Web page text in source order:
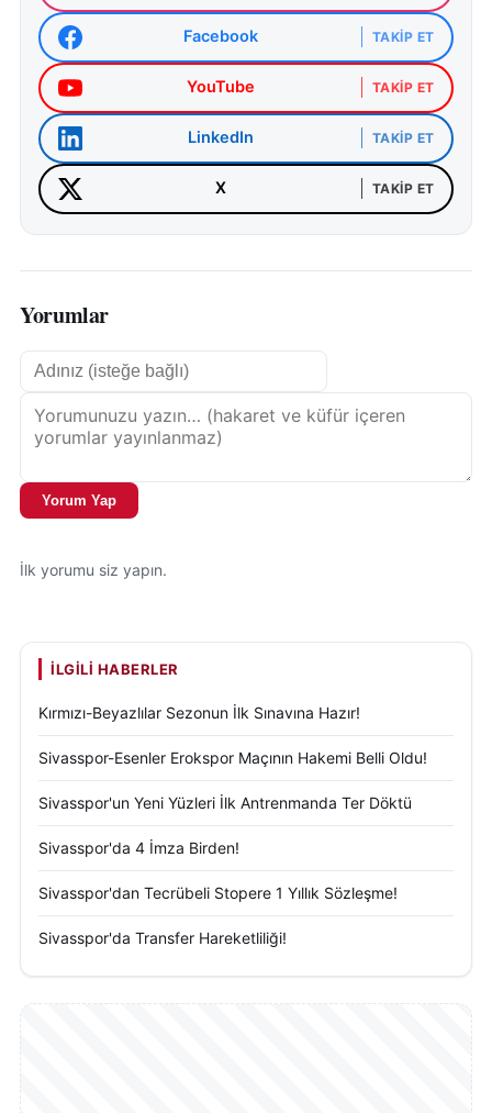
Facebook TAKIP ET
YouTube TAKIP ET
LinkedIn TAKIP ET
X TAKIP ET
Yorumlar
Yorum Yap
İlk yorumu siz yapın.
İLGILI HABERLER
Kırmızı-Beyazlılar Sezonun İlk Sınavına Hazır!
Sivasspor-Esenler Erokspor Maçının Hakemi Belli Oldu!
Sivasspor'un Yeni Yüzleri İlk Antrenmanda Ter Döktü
Sivasspor'da 4 İmza Birden!
Sivasspor'dan Tecrübeli Stopere 1 Yıllık Sözleşme!
Sivasspor'da Transfer Hareketliliği!